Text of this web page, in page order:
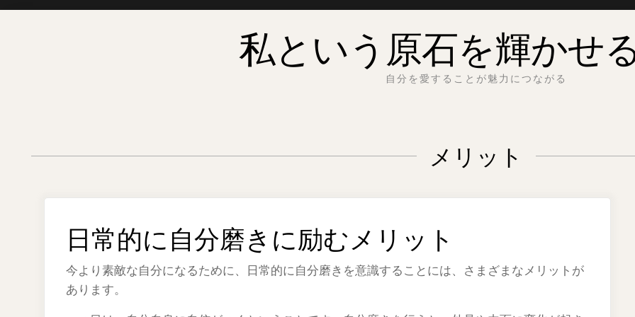
私という原石を輝かせ
自分を愛することが魅力につながる
メリット
日常的に自分磨きに励むメリット
今より素敵な自分になるために、日常的に自分磨きを意識することには、さまざまなメリットが
あります。